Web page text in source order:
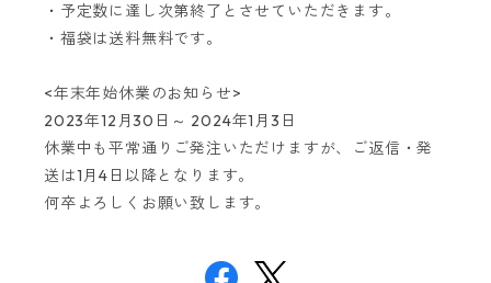
・予定数に達し次第終了とさせていただきます。
・福袋は送料無料です。
<年末年始休業のお知らせ>
2023年12月30日～ 2024年1月3日
休業中も平常通りご発注いただけますが、ご返信・発
送は1月4日以降となります。
何卒よろしくお願い致します。